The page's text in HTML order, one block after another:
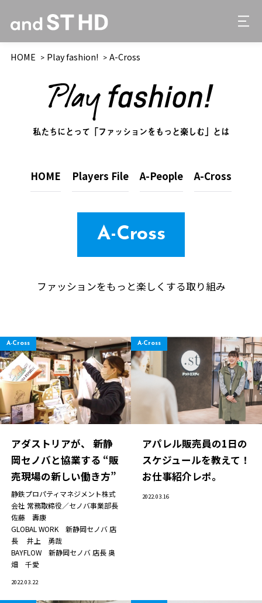
HOME Play fashion! A-Cross
私たちにとって「ファッションをもっと楽しむ」とは
HOME Players File A-People A-Cross
A-Cross
ファッションをもっと楽しくする取り組み
アダストリアが、 新静
岡セノバと協業する “販
売現場の新しい働き方”
A-Cross
静鉄プロパティマネジメント株式
会社 常務取締役／セノバ事業部長
佐藤 壽康
GLOBAL WORK 新静岡セノバ 店
長
井上 勇哉
BAYFLOW 新静岡セノバ 店長奥
畑 千愛
2022.03.22
アパレル販売員の1日の
スケジュールを教えて！
お仕事紹介レポ。
A-Cross
2022.03.16